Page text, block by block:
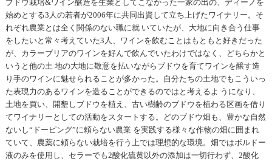
ブドウ栽培&ワイン醸造を生業としてこなかった一家の出の、ディーノを
始めとする3人の若者が2006年に共同出資して立ち上げたワイナリー。そ
れぞれ農業とは全く関係のない職に就 いていたが、大地に向き合う仕事
をしたいと常々考えていた3人、ワインを飲むことはもともと好きだった
が、カラーブリアのワインを好んで飲んでいたわけではなく、どちらかと
いうと他の土 地の大地に敬意を払いながらブドウを育てワインを醸す造
り手のワインに魅せられることが多かった。自分たちの土地でもこういっ
た表現力のあるワインを造ることができるのではと考えるよ うになり、
土地を買い、開墾しブドウを植え、古い樹齢のブドウを植わる区画を借り
てワイナリーとしての活動をスタートする。どのブドウ畑も、豊かな自然
ないし“ドーピング”に頼らない農業 を実践する様々な作物の畑に囲まれ
ていて、農薬に頼らない栽培を行う上では理想的な環境。畑ではボルドー
液のみを使用し、セラーでも2酸化硫黄以外の添加は一切行わず、2酸化